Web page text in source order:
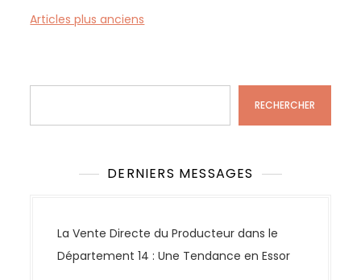
N
i
a
Articles plus anciens
RECHERCHER
DERNIERS MESSAGES
La Vente Directe du Producteur dans le
Département 14 : Une Tendance en Essor